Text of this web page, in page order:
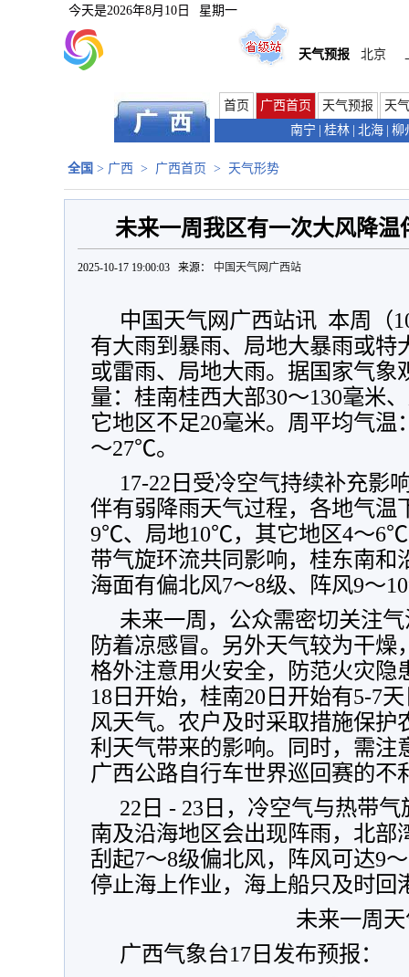
今天是2026年8月10日 星期一
天气预报 北京
首页 广西首页 天气预报
天
南宁
桂林 北海 柳
全国 > 广西 > 广西首页 > 天气形势
未来一周我区有一次大风降温
2025-10-17 19:00:03 来源： 中国天气网广西站
中国天气网广西站讯 本周（
有大雨到暴雨、局地大暴雨或特
或雷雨、局地大雨。据国家气象
量：桂南桂西大部30～130毫米
它地区不足20毫米。周平均气
～27℃。
17-22日受冷空气持续补充影
伴有弱降雨天气过程，各地气温
9℃、局地10℃，其它地区4～6℃
带气旋环流共同影响，桂东南和
海面有偏北风7～8级、阵风9～
未来一周， 公众需密切关注
防着凉感冒。另外天气较为干燥
格外注意用火安全，防范火灾隐
18日开始，桂南20日开始有5-7
风天气。农户及时采取措施保护
利天气带来的影响。同时，需注
广西公路自行车世界巡回赛的不
22日 - 23日，冷空气与热带
南及沿海地区会出现阵雨，北部
刮起7～8级偏北风，阵风可达9
停止海上作业，海上船只及时回
未来一周
广西气象台17日发布预报：